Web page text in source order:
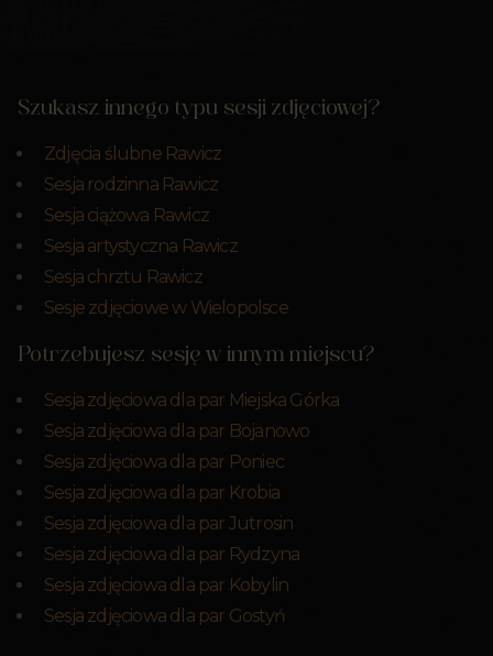
Szukasz innego typu sesji zdjęciowej?
Zdjęcia ślubne Rawicz
Sesja rodzinna Rawicz
Sesja ciążowa Rawicz
Sesja artystyczna Rawicz
Sesja chrztu Rawicz
Sesje zdjęciowe w Wielopolsce
Potrzebujesz sesję w innym miejscu?
Sesja zdjęciowa dla par Miejska Górka
Sesja zdjęciowa dla par Bojanowo
Sesja zdjęciowa dla par Poniec
Sesja zdjęciowa dla par Krobia
Sesja zdjęciowa dla par Jutrosin
Sesja zdjęciowa dla par Rydzyna
Sesja zdjęciowa dla par Kobylin
Sesja zdjęciowa dla par Gostyń